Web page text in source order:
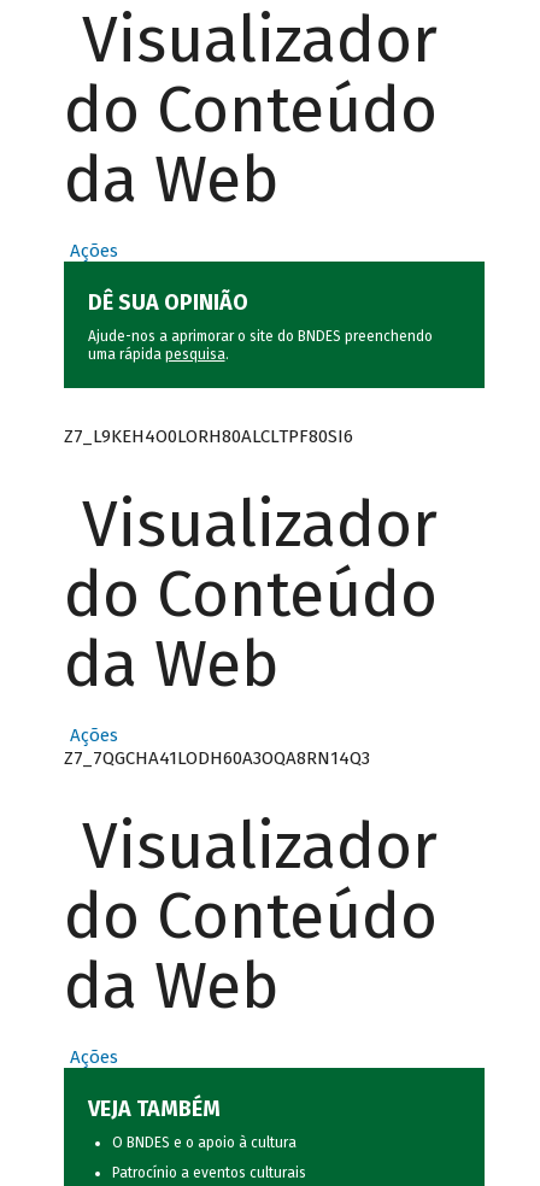
Visualizador
do Conteúdo
da Web
Ações
DÊ SUA OPINIÃO
Ajude-nos a aprimorar o site do BNDES preenchendo
uma rápida pesquisa.
Z7_L9KEH4O0LORH80ALCLTPF80SI6
Visualizador
do Conteúdo
da Web
Ações
Z7_7QGCHA41LODH60A3OQA8RN14Q3
Visualizador
do Conteúdo
da Web
Ações
VEJA TAMBÉM
O BNDES e o apoio à cultura
Patrocínio a eventos culturais